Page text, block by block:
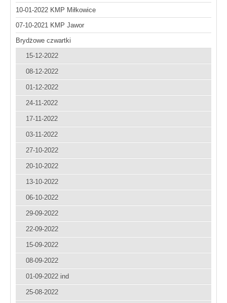
10-01-2022 KMP Miłkowice
07-10-2021 KMP Jawor
Brydżowe czwartki
15-12-2022
08-12-2022
01-12-2022
24-11-2022
17-11-2022
03-11-2022
27-10-2022
20-10-2022
13-10-2022
06-10-2022
29-09-2022
22-09-2022
15-09-2022
08-09-2022
01-09-2022 ind
25-08-2022